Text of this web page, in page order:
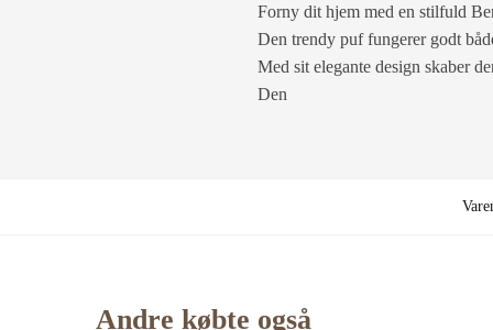
Forny dit hjem med en stilfuld
Den trendy puf fungerer godt
Med sit elegante design skaber
Den
Andre købte også